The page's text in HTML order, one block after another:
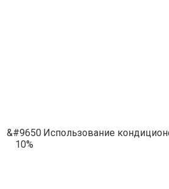
&#9650
10%
Использование